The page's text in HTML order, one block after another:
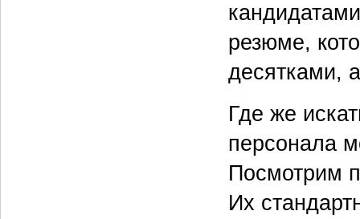
резюме,
десятками,
Где же
персонала
Посмотрим
Их